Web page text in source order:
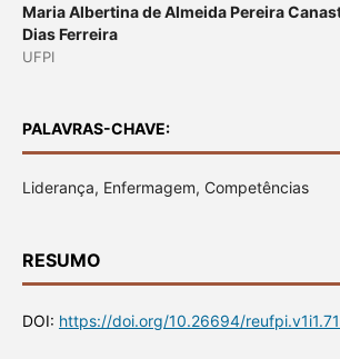
Maria Albertina de Almeida Pereira
Dias Ferreira
UFPI
PALAVRAS-CHAVE:
Liderança, Enfermagem, Competências
RESUMO
DOI: https://doi.org/10.26694/